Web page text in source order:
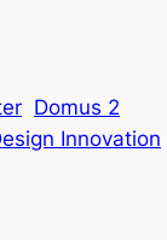
Domus 2
Innovation